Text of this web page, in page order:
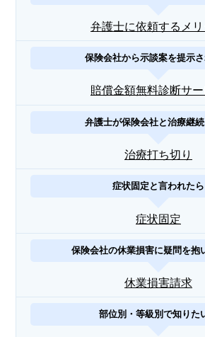
弁護士に依頼するメリ
保険会社から示談案を提示
賠償金額無料診断サー
弁護士が保険会社と治療継
治療打ち切り
症状固定と言われたら
症状固定
保険会社の休業損害に疑問を抱
休業損害請求
部位別・等級別で知りた